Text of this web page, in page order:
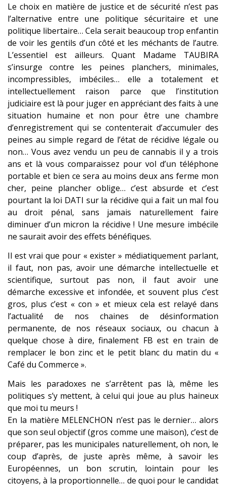
Le choix en matière de justice et de sécurité n’est pas
l’alternative entre une politique sécuritaire et une
politique libertaire… Cela serait beaucoup trop enfantin
de voir les gentils d’un côté et les méchants de l’autre.
L’essentiel est ailleurs. Quant Madame TAUBIRA
s’insurge contre les peines planchers, minimales,
incompressibles, imbéciles… elle a totalement et
intellectuellement raison parce que l’institution
judiciaire est là pour juger en appréciant des faits à une
situation humaine et non pour être une chambre
d’enregistrement qui se contenterait d’accumuler des
peines au simple regard de l’état de récidive légale ou
non… Vous avez vendu un peu de cannabis il y a trois
ans et là vous comparaissez pour vol d’un téléphone
portable et bien ce sera au moins deux ans ferme mon
cher, peine plancher oblige… c’est absurde et c’est
pourtant la loi DATI sur la récidive qui a fait un mal fou
au droit pénal, sans jamais naturellement faire
diminuer d’un micron la récidive ! Une mesure imbécile
ne saurait avoir des effets bénéfiques.
Il est vrai que pour « exister » médiatiquement parlant,
il faut, non pas, avoir une démarche intellectuelle et
scientifique, surtout pas non, il faut avoir une
démarche excessive et infondée, et souvent plus c’est
gros, plus c’est « con » et mieux cela est relayé dans
l’actualité de nos chaines de désinformation
permanente, de nos réseaux sociaux, ou chacun à
quelque chose à dire, finalement FB est en train de
remplacer le bon zinc et le petit blanc du matin du «
Café du Commerce ».
Mais les paradoxes ne s’arrêtent pas là, même les
politiques s’y mettent, à celui qui joue au plus haineux
que moi tu meurs !
En la matière MELENCHON n’est pas le dernier… alors
que son seul objectif (gros comme une maison), c’est de
préparer, pas les municipales naturellement, oh non, le
coup d’après, de juste après même, à savoir les
Européennes, un bon scrutin, lointain pour les
citoyens, à la proportionnelle… de quoi pour le candidat